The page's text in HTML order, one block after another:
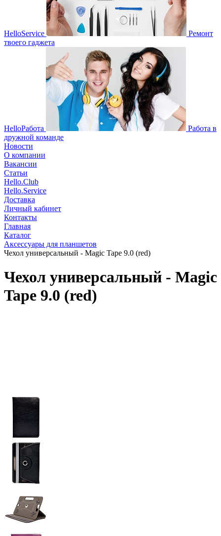
HelloService
Ремонт
твоего гаджета
HelloРабота
Работа в
дружной команде
Новости
О компании
Вакансии
Статьи
Hello.Club
Hello.Service
Доставка
Личный кабинет
Контакты
Главная
Каталог
Аксессуары для планшетов
Чехол универсальный - Magic Tape 9.0 (red)
Чехол универсальный - Magic
Tape 9.0 (red)